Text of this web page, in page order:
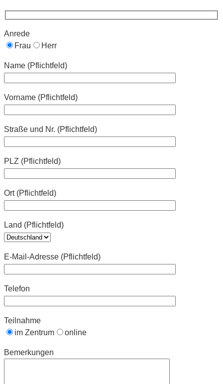
Anrede
Frau
Herr
Name (Pflichtfeld)
Vorname (Pflichtfeld)
Straße und Nr. (Pflichtfeld)
PLZ (Pflichtfeld)
Ort (Pflichtfeld)
Land (Pflichtfeld)
E-Mail-Adresse (Pflichtfeld)
Telefon
Teilnahme
im Zentrum
online
Bemerkungen